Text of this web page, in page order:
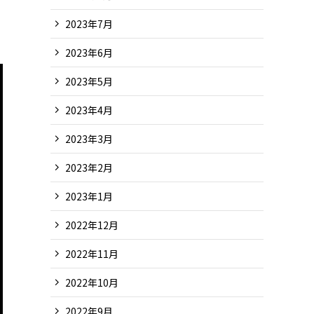
2023年7月
2023年6月
2023年5月
2023年4月
2023年3月
2023年2月
2023年1月
2022年12月
2022年11月
2022年10月
2022年9月